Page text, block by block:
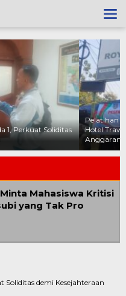
Desa Plandaan Digelar di
Sorotan di Tengah Efisiensi
Mahasiswa Kritisi
yang Tak Pro
Soliditas demi Kesejahteraan